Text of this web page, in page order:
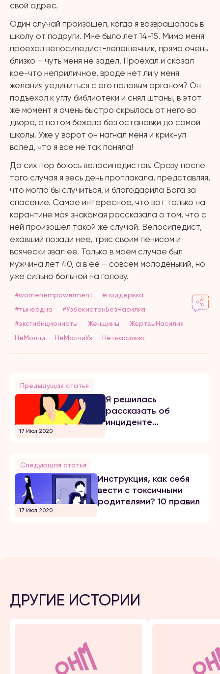
свой адрес.
Один случай произошел, когда я возвращалась в
школу от подруги. Мне было лет 14-15. Мимо меня
проехал велосипедист-лепешечник, прямо очень
близко – чуть меня не задел. Проехал и сказал
кое-что неприличное, вроде нет ли у меня
желания уединиться с его половым органом? Он
подъехал к углу библиотеки и снял штаны, в этот
же момент я очень быстро скрылась от него во
дворе, а потом бежала без остановки до самой
школы. Уже у ворот он нагнал меня и крикнул
вслед, что я все не так поняла!
До сих пор боюсь велосипедистов. Сразу после
того случая я весь день проплакала, представляя,
что могло бы случиться, и благодарила Бога за
спасение. Самое интересное, что вот только на
карантине моя знакомая рассказала о том, что с
ней произошел такой же случай. Велосипедист,
ехавший позади нее, тряс своим пенисом и
всячески звал ее. Только в моем случае был
мужчина лет 40, а в ее – совсем молоденький, но
уже сильно больной на голову.
#womenempowerment
#поддержка
#тынеодна
#УзбекистанБезНасилия
#эксгибиционисты
Женщины
ЖертвыНасилия
НеМолчи
НеМолчиУз Нетнасилию
Предыдущая статья
17 Июл 2020
Я решилась
рассказать об
инциденте
Следующая статья
17 Июл 2020
Инструкция, как себя
вести с токсичными
родителями? 10 правил
ДРУГИЕ ИСТОРИИ